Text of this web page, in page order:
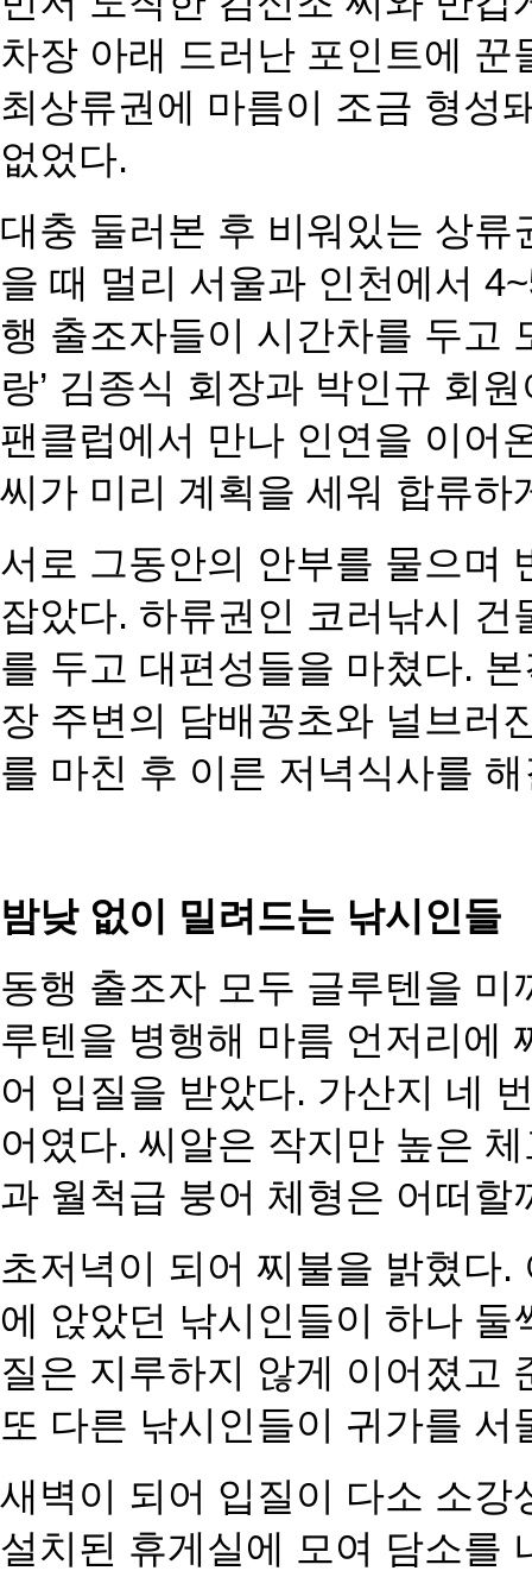
차장 아래 드러난 포인트에
최상류권에 마름이 조금 형성
없었다.
대충 둘러본 후 비워있는 상
을 때 멀리 서울과 인천에서
행 출조자들이 시간차를 두고
랑’ 김종식 회장과 박인규 회
팬클럽에서 만나 인연을 이어
씨가 미리 계획을 세워 합류하
서로 그동안의 안부를 물으며
잡았다. 하류권인 코러낚시
를 두고 대편성들을 마쳤다.
장 주변의 담배꽁초와 널브러
를 마친 후 이른 저녁식사를
밤낮 없이 밀려드는 낚시인들
동행 출조자 모두 글루텐을
루텐을 병행해 마름 언저리에
어 입질을 받았다. 가산지 네
어였다. 씨알은 작지만 높은
과 월척급 붕어 체형은 어떠할
초저녁이 되어 찌불을 밝혔다
에 앉았던 낚시인들이 하나
질은 지루하지 않게 이어졌고
또 다른 낚시인들이 귀가를 서
새벽이 되어 입질이 다소 소
설치된 휴게실에 모여 담소를